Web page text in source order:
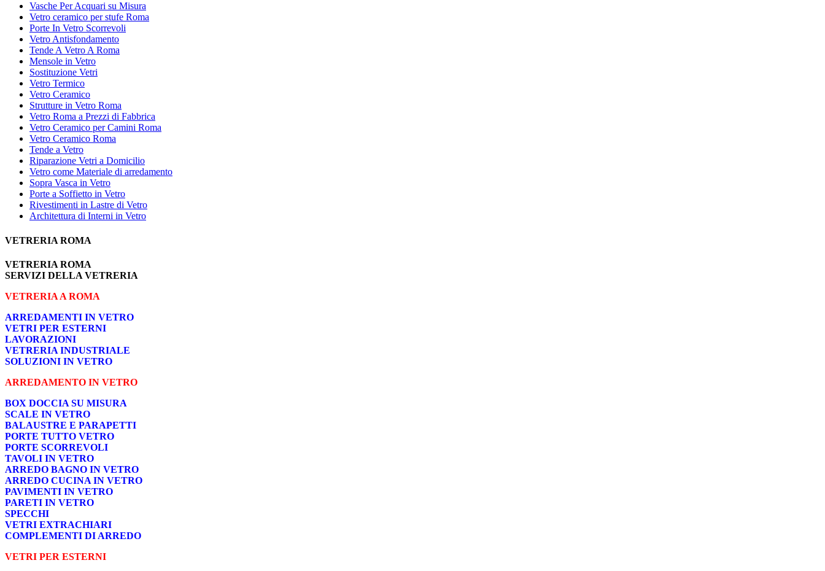
Vasche Per Acquari su Misura
Vetro ceramico per stufe Roma
Porte In Vetro Scorrevoli
Vetro Antisfondamento
Tende A Vetro A Roma
Mensole in Vetro
Sostituzione Vetri
Vetro Termico
Vetro Ceramico
Strutture in Vetro Roma
Vetro Roma a Prezzi di Fabbrica
Vetro Ceramico per Camini Roma
Vetro Ceramico Roma
Tende a Vetro
Riparazione Vetri a Domicilio
Vetro come Materiale di arredamento
Sopra Vasca in Vetro
Porte a Soffietto in Vetro
Rivestimenti in Lastre di Vetro
Architettura di Interni in Vetro
VETRERIA ROMA
VETRERIA ROMA
SERVIZI DELLA VETRERIA
VETRERIA A ROMA
ARREDAMENTI IN VETRO
VETRI PER ESTERNI
LAVORAZIONI
VETRERIA INDUSTRIALE
SOLUZIONI IN VETRO
ARREDAMENTO IN VETRO
BOX DOCCIA SU MISURA
SCALE IN VETRO
BALAUSTRE E PARAPETTI
PORTE TUTTO VETRO
PORTE SCORREVOLI
TAVOLI IN VETRO
ARREDO BAGNO IN VETRO
ARREDO CUCINA IN VETRO
PAVIMENTI IN VETRO
PARETI IN VETRO
SPECCHI
VETRI EXTRACHIARI
COMPLEMENTI DI ARREDO
VETRI PER ESTERNI